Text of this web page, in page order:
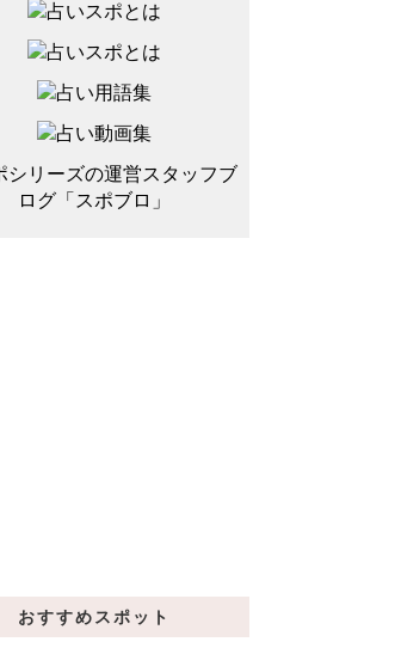
おすすめスポット